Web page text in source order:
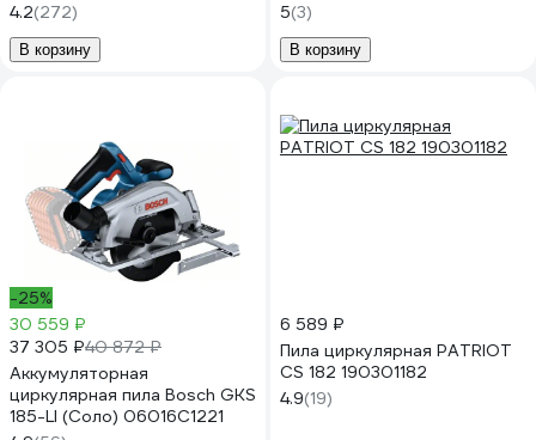
4.2(272)
В корзину
5(3)
В корзину
-25%
30 559 ₽
37 305 ₽40 872 ₽
Аккумуляторная
циркулярная пила Bosch GKS
185-LI (Соло) 06016C1221
6 589 ₽
Пила циркулярная PATRIOT
CS 182 190301182
4.9(19)